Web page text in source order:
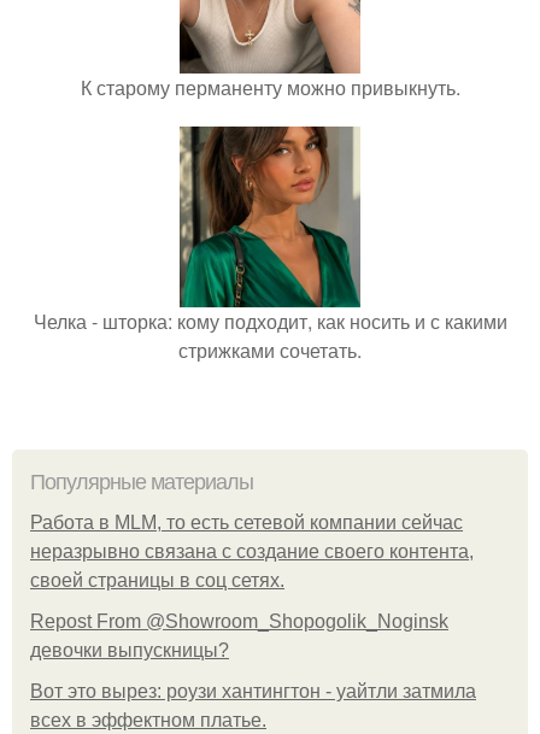
К старому перманенту можно привыкнуть.
Челка - шторка: кому подходит, как носить и с какими
стрижками сочетать.
Популярные материалы
Работа в MLM, то есть сетевой компании сейчас
неразрывно связана с создание своего контента,
своей страницы в соц сетях.
Repost From @Showroom_Shopogolik_Noginsk
девочки выпускницы?
Вот это вырез: роузи хантингтон - уайтли затмила
всех в эффектном платьe.